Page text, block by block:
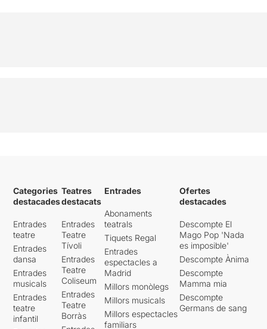
Categories
destacades
Entrades
teatre
Entrades
dansa
Entrades
musicals
Entrades
teatre
infantil
Teatres
destacats
Entrades
Teatre
Tívoli
Entrades
Teatre
Coliseum
Entrades
Teatre
Borràs
Entrades
Abonaments
teatrals
Tiquets Regal
Entrades
espectacles a
Madrid
Millors monòlegs
Millors musicals
Millors espectacles
familiars
Ofertes
destacades
Descompte El
Mago Pop 'Nada
es imposible'
Descompte Ànima
Descompte
Mamma mia
Descompte
Germans de sang